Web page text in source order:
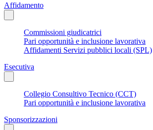
Affidamento
Commissioni giudicatrici
Pari opportunità e inclusione lavorativa
Affidamenti Servizi pubblici locali (SPL)
Esecutiva
Collegio Consultivo Tecnico (CCT)
Pari opportunità e inclusione lavorativa
Sponsorizzazioni